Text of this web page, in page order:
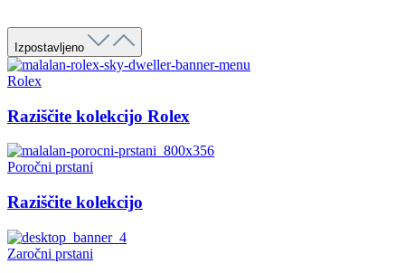
Izpostavljeno
Rolex
Raziščite kolekcijo Rolex
Poročni prstani
Raziščite kolekcijo
Zaročni prstani